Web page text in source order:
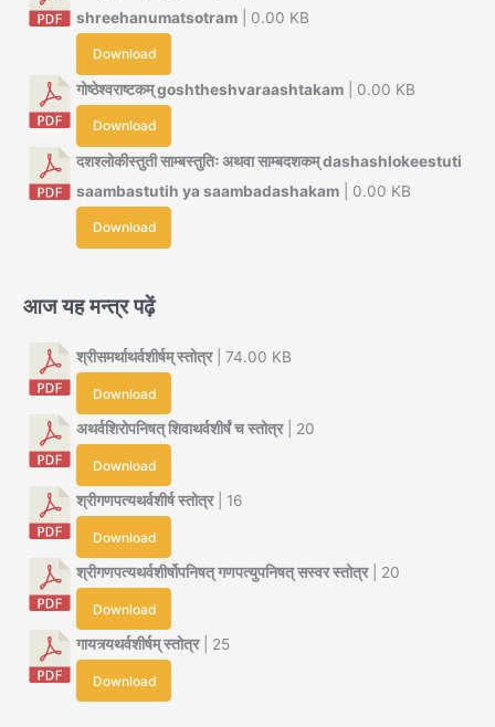
shreehanumatsotram | 0.00 KB
Download
गोष्ठेश्वराष्टकम् goshtheshvaraashtakam | 0.00 KB
Download
दशश्लोकीस्तुती साम्बस्तुतिः अथवा साम्बदशकम् dashashlokeestuti
saambastutih ya saambadashakam | 0.00 KB
Download
आज यह मन्त्र पढ़ें
श्रीसमर्थाथर्वशीर्षम् स्तोत्र| 74.00 KB
Download
अथर्वशिरोपनिषत् शिवाथर्वशीर्षं च स्तोत्र| 20
Download
श्रीगणपत्यथर्वशीर्ष स्तोत्र| 16
Download
श्रीगणपत्यथर्वशीर्षोपनिषत् गणपत्युपनिषत् सस्वर स्तोत्र| 20
Download
गायत्र्यथर्वशीर्षम् स्तोत्र| 25
Download